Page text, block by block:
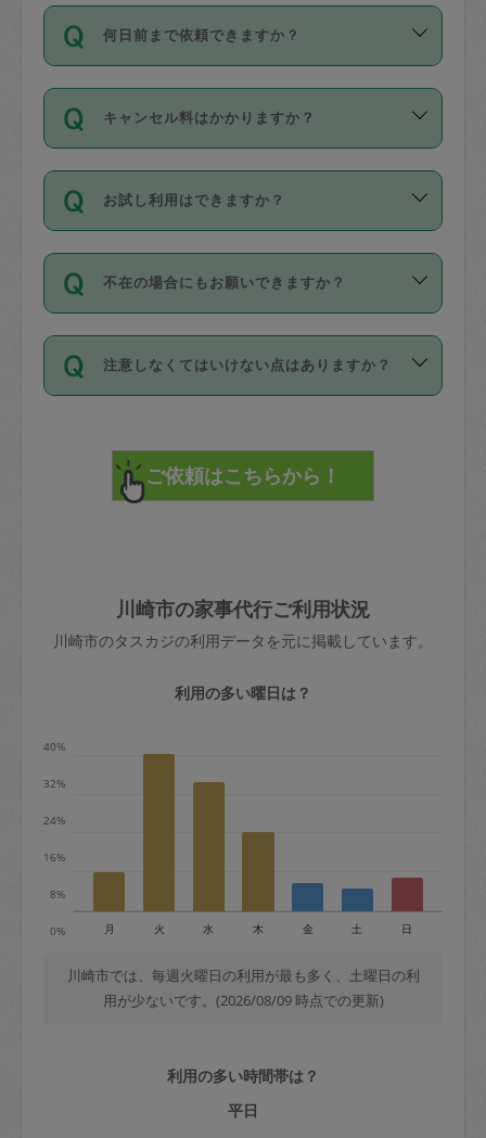
時間も被らない場合、損害保険の対象外
社員など様々なバックグラウンドの方が
登録しています。
日本語も話せる方など様々です。
ールに記載していますので、各自の得意
を依頼してください。
確認しています。タスカジさんトレーニ
ング動画を使ったセルフトレーニングの
現場トライアルを受け、合格したタスカ
ジさんが活動されています。
※テストセンターの講評は１件目のレビュ
参考
【詳細】タスカジさんの登録に際
依頼者とタスカジさんとの間でタスカジ
を通して成立した作業時間内での作業に
適用されます。作業範囲は、掃除、洗
です。作業中に物を壊したり、人にけが
をさせたりした場合が対象で、補償金額
す。
写真を撮り、
詳細FAQ：
損害賠償保険について教えて
何日前まで依頼できますか？
ご依頼は、現在を起点に3日後（72時間
以降）の日時から受付可能となっていま
す。
タスカジさんへ「募集」をかけることが
可能です。
キャンセル料はかかりますか？
キャンセル料には、以下の2種類がありま
す。
1. 直前キャンセル（定期、スポット契約
共通）
72時間を超える※と、以下のキャンセル
料が発生します。
直前キャンセル料：
72時間前〜24時間前＝依頼料金の50%
依頼者不在による当日キャンセル＝依頼
金額の100%＋交通費全額
※例：依頼日時／土曜日午前9時開始の場
土曜日8時〜実施時間＝依頼金額の100%
＋交通費全額
依頼者不在による当日キャンセル＝依頼
金額の100%＋交通費全額
定期契約をキャンセルする場合、毎週定
期は月2回まで隔週定期は月1回までキャ
お試し利用はできますか？
「お試し利用」というメニューはありま
せんが、「一回のみ」依頼を活用するこ
とによって、気に入ったタスカジさんを
まず、条件の合う気になるタスカジさ
みてください。
その後、一番気に入ったタスカジさんに
不在の場合にもお願いできますか？
不在の場合の作業はタスカジさんの同意
が必要です。数回の依頼ののち、タスカ
ジさんと依頼者の間で十分な信頼関係が
てください。
不在時に部屋に入るためにタスカジさん
きた場合は損害保険の対象外となるので
ご注意ください。
注意しなくてはいけない点はありますか？
で、必ず鍵のかかるロッカーや金庫に入
れて依頼者の責任の元管理するよう心掛
けてください。
玉、など
あわせてこちらも参照ください：初めて
はありますか？
川崎市の家事代行ご利用状況
川崎市のタスカジの利用データを元に掲載しています。
利用の多い曜日は？
0%
8%
16%
24%
32%
40%
月 火 水 木 金 土 日
川崎市では、毎週火曜日の利用が最も多く、土曜日の利
用が少ないです。(2026/08/09 時点での更新)
利用の多い時間帯は？
平日